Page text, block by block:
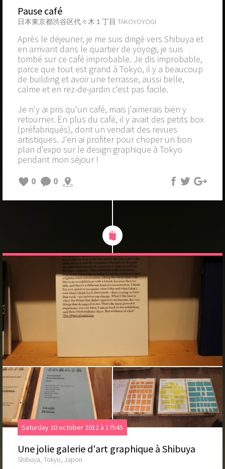
Pause café
日本東京都渋谷区代々木１丁目 TAKOYOYOGI
Après le déjeuner, je me suis dirigé vers Shibuya et
en arrivant dans le quartier de yoyogi, je suis
tombé sur ce café improbable. Je dis improbable,
parce que tout est grand à Tokyo, il y a beaucoup
de building et avoir une terrasse, aussi belle,
calme et en rez-de-jardin c'est pas facile.
Je n'y ai pris qu'un café, mais j'aimerais bien y
retourner. En plus du café, il y avait des petits box
(préfabriqués), dont un vendait des revues
artistiques. J'en ai profiter pour choper un bon
plan d'expo sur le design graphique à Tokyo
pendant mon séjour !
0
0
Saturday 20 october 2012 à 17h45
Une jolie galerie d'art graphique à Shibuya
Shibuya, Tokyo, Japon